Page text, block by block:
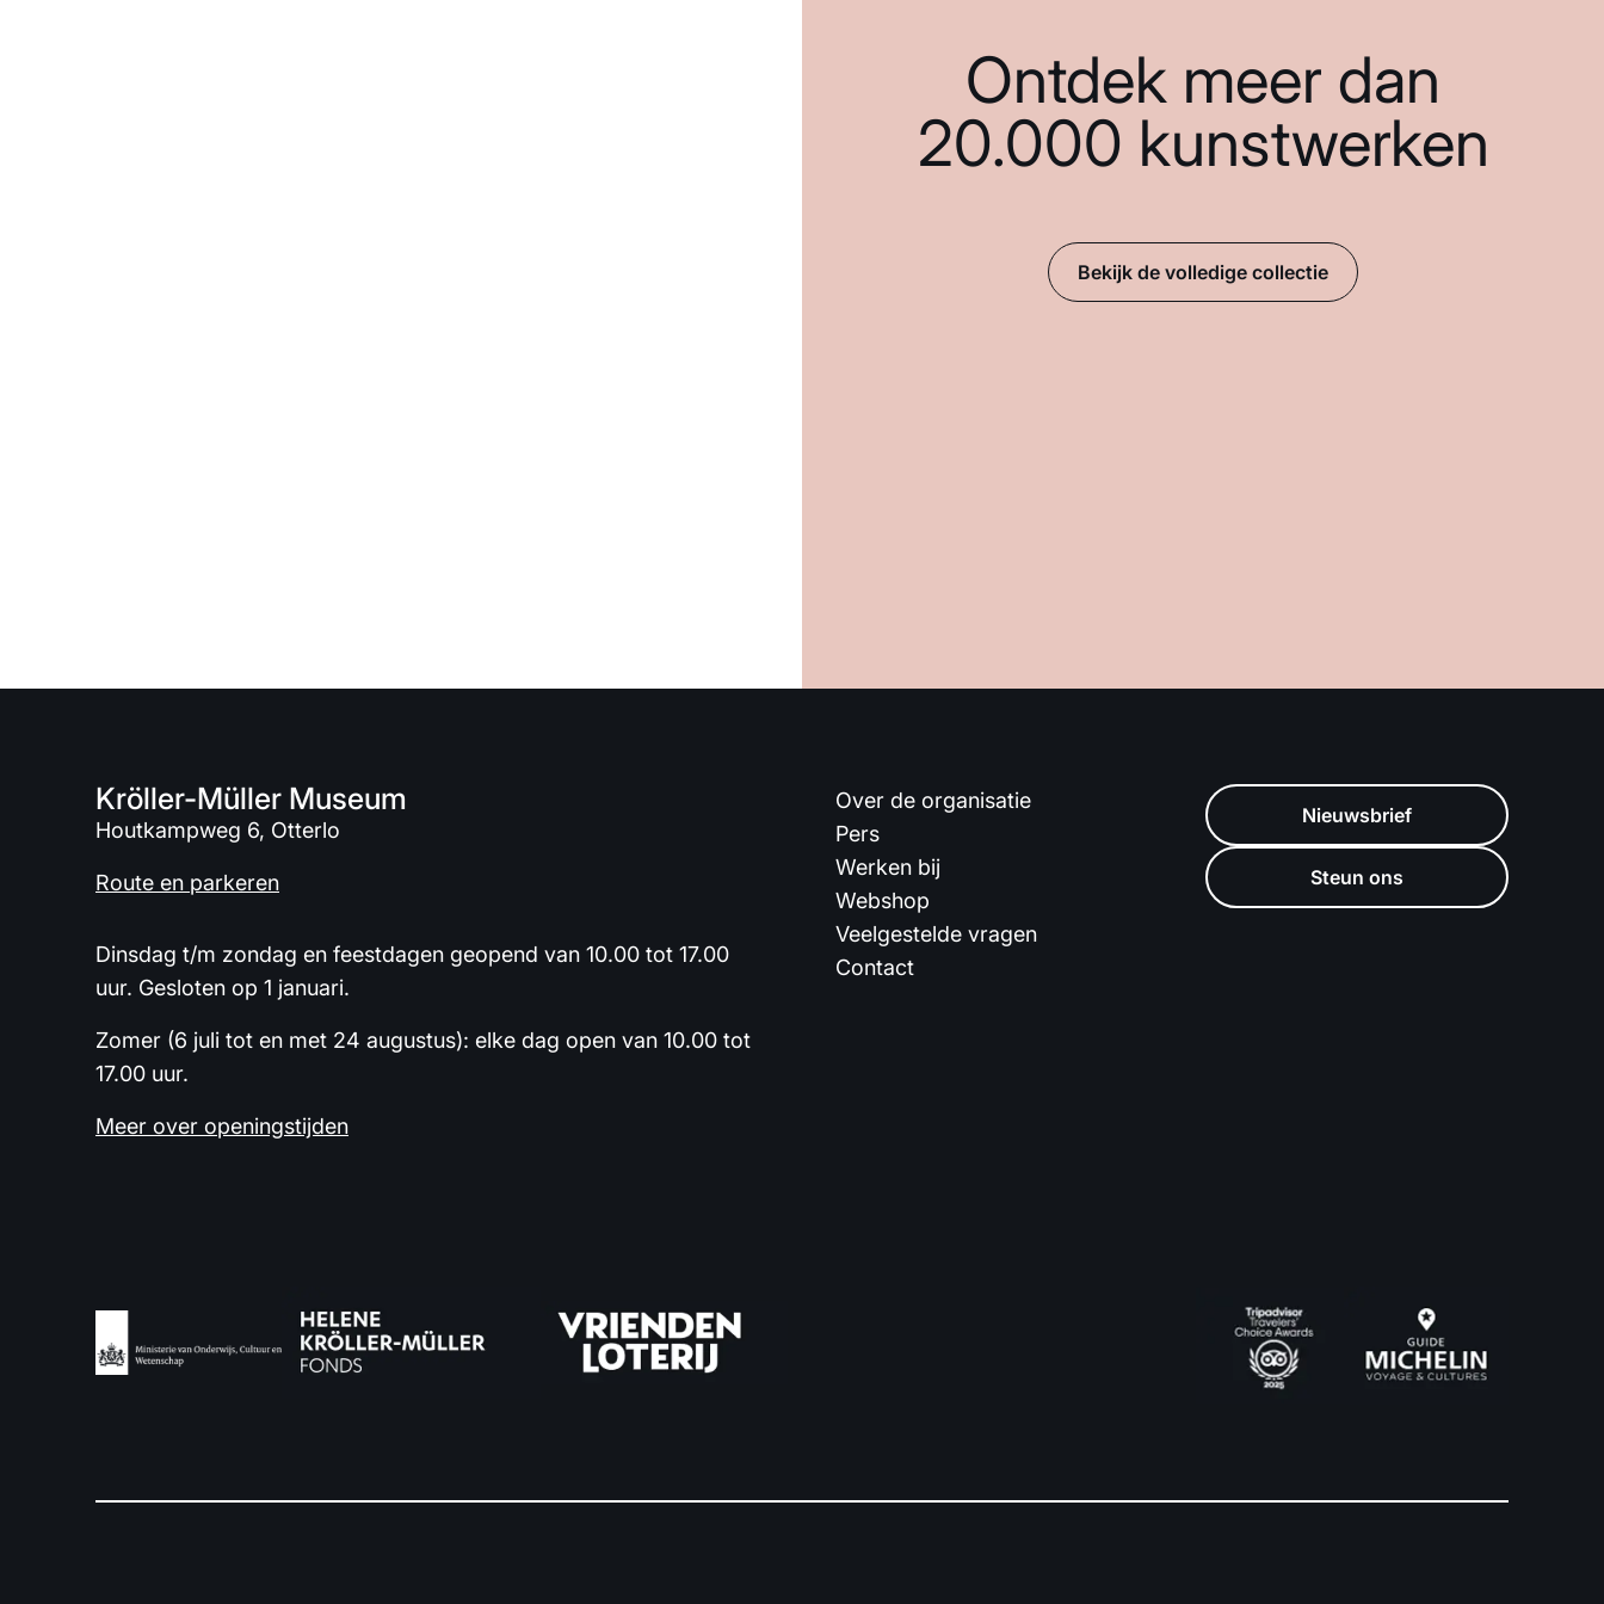
Ontdek meer dan
20.000 kunstwerken
Bekijk de volledige collectie
Kröller-Müller Museum
Houtkampweg 6, Otterlo
Route en parkeren
Dinsdag t/m zondag en feestdagen geopend van 10.00 tot 17.00
uur. Gesloten op 1 januari.
Zomer (6 juli tot en met 24 augustus): elke dag open van 10.00 tot
17.00 uur.
Meer over openingstijden
Over de organisatie
Pers
Werken bij
Webshop
Veelgestelde vragen
Contact
Nieuwsbrief
Steun ons